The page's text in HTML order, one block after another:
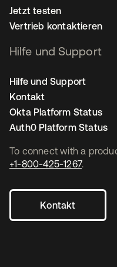
To connect with a
+1-800-425-1267.
Kontakt
Jetzt testen
Vertrieb kontaktieren
Hilfe und Support
Hilfe und Support
Kontakt
Okta Platform Status
Auth0 Platform Status